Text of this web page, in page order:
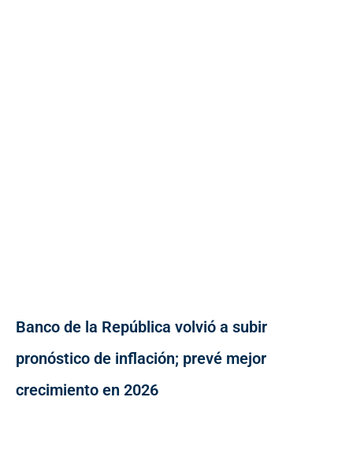
Banco de la República volvió a subir
pronóstico de inflación; prevé mejor
crecimiento en 2026